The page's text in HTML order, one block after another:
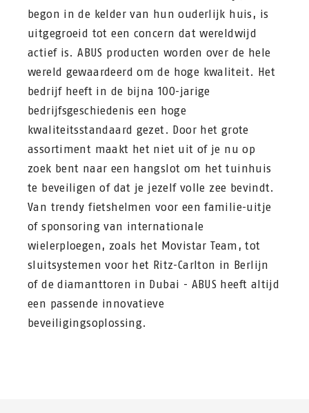
begon in de kelder van hun ouderlijk huis, is
uitgegroeid tot een concern dat wereldwijd
actief is. ABUS producten worden over de hele
wereld gewaardeerd om de hoge kwaliteit. Het
bedrijf heeft in de bijna 100-jarige
bedrijfsgeschiedenis een hoge
kwaliteitsstandaard gezet. Door het grote
assortiment maakt het niet uit of je nu op
zoek bent naar een hangslot om het tuinhuis
te beveiligen of dat je jezelf volle zee bevindt.
Van trendy fietshelmen voor een familie-uitje
of sponsoring van internationale
wielerploegen, zoals het Movistar Team, tot
sluitsystemen voor het Ritz-Carlton in Berlijn
of de diamanttoren in Dubai - ABUS heeft altijd
een passende innovatieve
beveiligingsoplossing.